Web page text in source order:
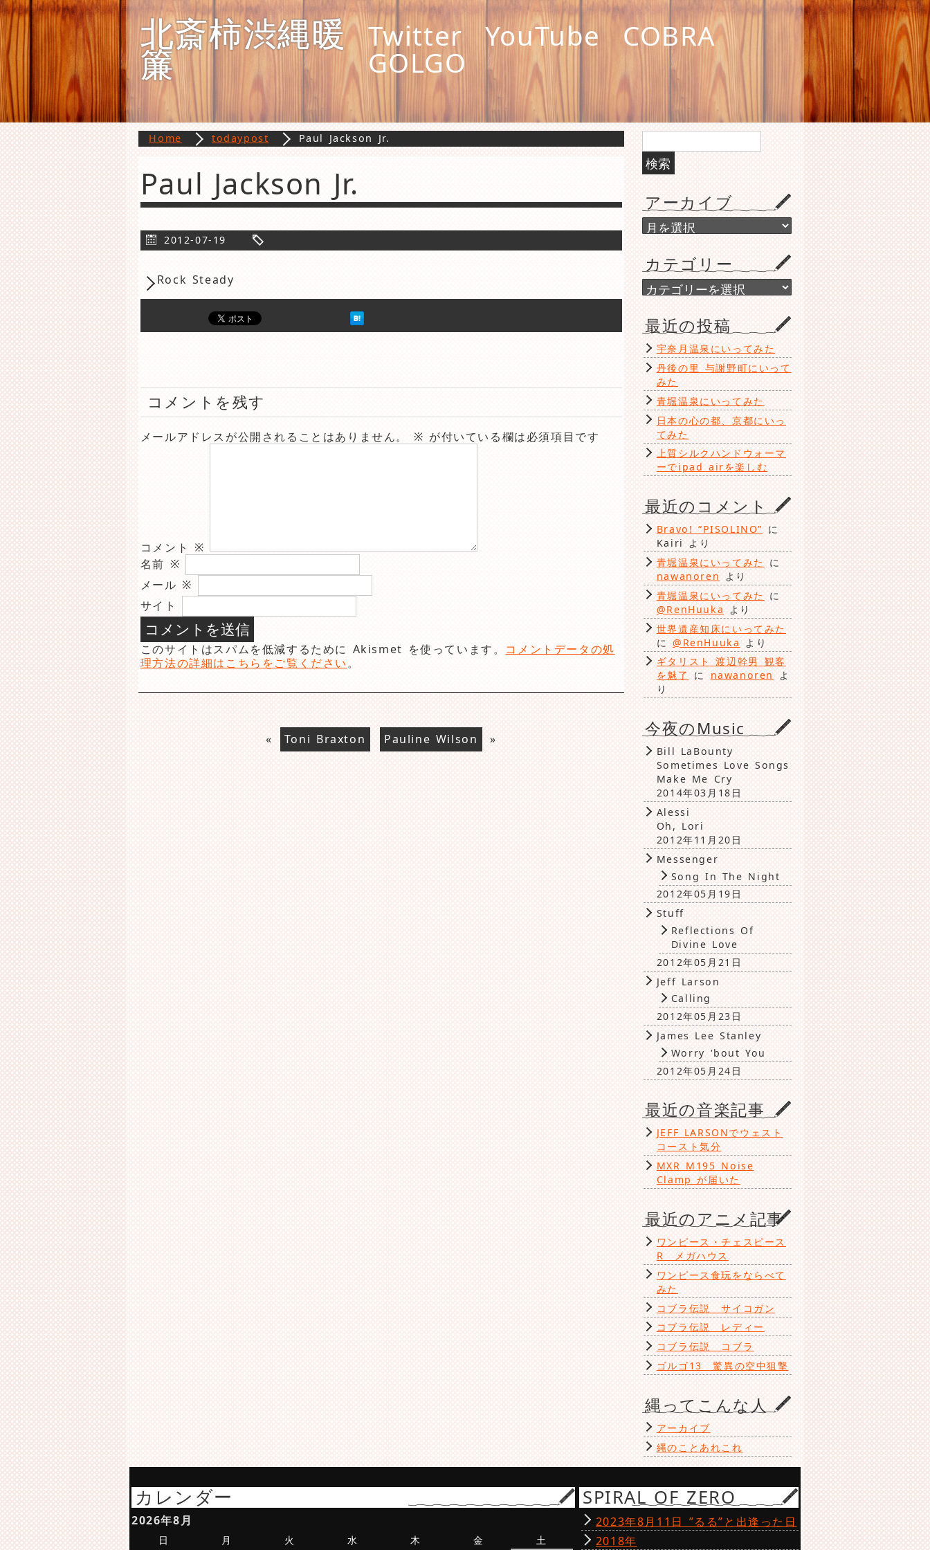
北斎柿渋縄暖
簾
Twitter YouTube COBRA
GOLGO
Home todaypost Paul Jackson Jr.
Paul Jackson Jr.
2012-07-19
Rock Steady
コメントを残す
メールアドレスが公開されることはありません。 ※ が付いている欄は必須項目です
コメント ※
名前 ※
メール※
サイト
このサイトはスパムを低減するために Akismet を使っています。 コメントデータの処
理方法の詳細はこちらをご覧ください。
« Toni Braxton Pauline Wilson »
索:
アーカイブ
ア
ー
イ
ブ
カテゴリー
カ
テ
リ
ー
最近の投稿
宇奈月温泉にいってみた
丹後の里 与謝野町にいって
みた
青堀温泉にいってみた
日本の心の都、京都にいっ
てみた
上質シルクハンドウォーマ
ーでipad airを楽しむ
最近のコメント
Bravo! “PISOLINO” に
Kairi より
青堀温泉にいってみた に
nawanoren より
青堀温泉にいってみた に
@RenHuuka
より
世界遺産知床にいってみた
に@RenHuuka
より
ギタリスト 渡辺幹男 観客
を魅了
に nawanoren
よ
り
今夜のMusic
Bill LaBounty
Sometimes Love Songs
Make Me Cry
2014年03月18日
Alessi
Oh, Lori
2012年11月20日
Messenger
Song In The Night
2012年05月19日
Stuff
Reflections Of
Divine Love
2012年05月21日
Jeff Larson
Calling
2012年05月23日
James Lee Stanley
Worry 'bout You
2012年05月24日
最近の音楽記事
JEFF LARSONでウェスト
コースト気分
MXR M195 Noise
Clamp が届いた
最近のアニメ記事
ワンピース・チェスピース
R メガハウス
ワンピース食玩をならべて
みた
コブラ伝説 サイコガン
コブラ伝説 レディー
コブラ伝説 コブラ
ゴルゴ13 驚異の空中狙撃
縄ってこんな人
アーカイブ
縄のことあれこれ
カレンダー
2026年8月
日 月 火 水 木 金 土
SPIRAL OF ZERO
2023年8月11日 ”るる”と出逢った日
2018年